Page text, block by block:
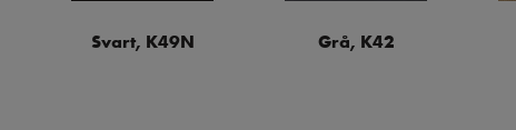
Svart, K49N Grå, K42